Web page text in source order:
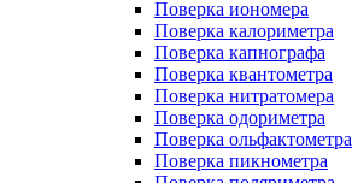
Поверка иономера
Поверка калориметра
Поверка капнографа
Поверка квантометра
Поверка нитратомера
Поверка одориметра
Поверка ольфактометра
Поверка пикнометра